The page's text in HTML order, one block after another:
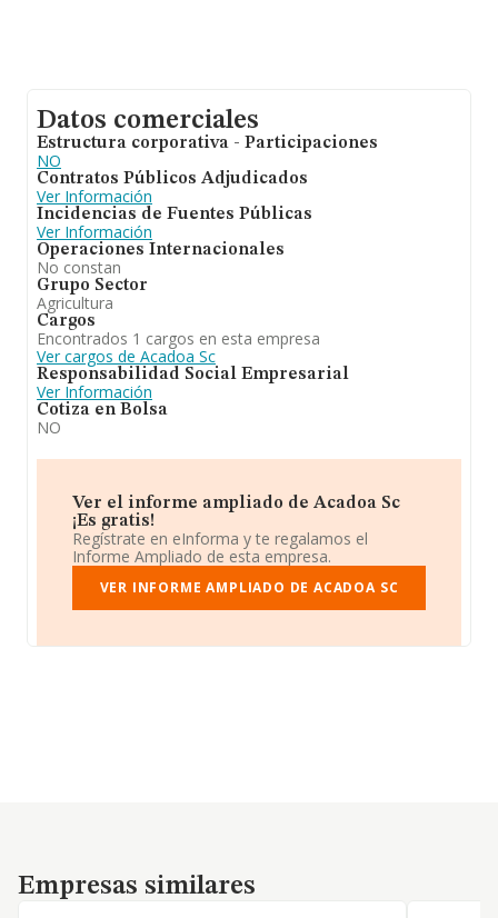
Datos comerciales
Estructura corporativa - Participaciones
NO
Contratos Públicos Adjudicados
Ver Información
Incidencias de Fuentes Públicas
Ver Información
Operaciones Internacionales
No constan
Grupo Sector
Agricultura
Cargos
Encontrados 1 cargos en esta empresa
Ver cargos de Acadoa Sc
Responsabilidad Social Empresarial
Ver Información
Cotiza en Bolsa
NO
Ver el informe ampliado de Acadoa Sc
¡Es gratis!
Regístrate en eInforma y te regalamos el
Informe Ampliado de esta empresa.
VER INFORME AMPLIADO DE ACADOA SC
Empresas similares
Empresas similares